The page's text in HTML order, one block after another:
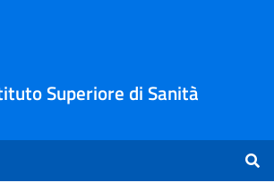
Superiore di Sanità